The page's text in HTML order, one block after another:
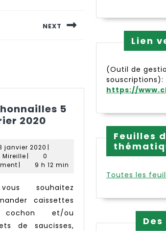
NEXT
5
2020 cochonnailles
février
2020
janvier 2020 23
janvier
2020
|
MireilleRoos
Mireille
|
0
| 9 h 12 min
caissettes
et/ou
de saucisses,
Lien
(Outil de
souscriptions):
https://
Feuilles
Toutes les